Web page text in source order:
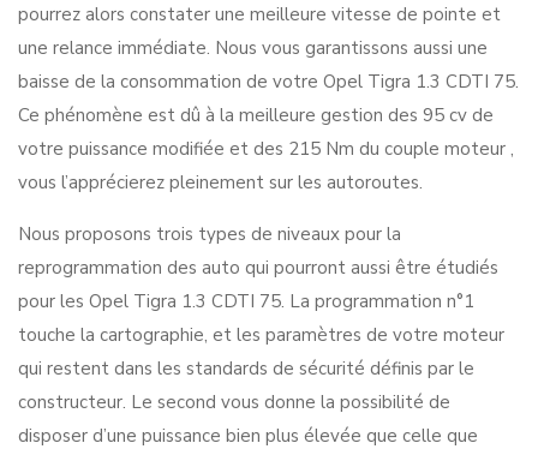
pourrez alors constater une meilleure vitesse de pointe et
une relance immédiate. Nous vous garantissons aussi une
baisse de la consommation de votre Opel Tigra 1.3 CDTI 75.
Ce phénomène est dû à la meilleure gestion des 95 cv de
votre puissance modifiée et des 215 Nm du couple moteur ,
vous l’apprécierez pleinement sur les autoroutes.
Nous proposons trois types de niveaux pour la
reprogrammation des auto qui pourront aussi être étudiés
pour les Opel Tigra 1.3 CDTI 75. La programmation n°1
touche la cartographie, et les paramètres de votre moteur
qui restent dans les standards de sécurité définis par le
constructeur. Le second vous donne la possibilité de
disposer d’une puissance bien plus élevée que celle que